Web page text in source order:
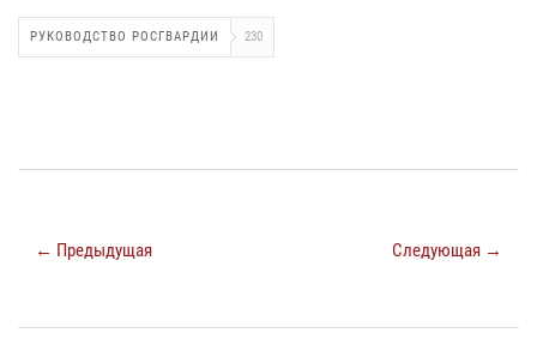
РУКОВОДСТВО РОСГВАРДИИ 230
← Предыдущая Следующая →